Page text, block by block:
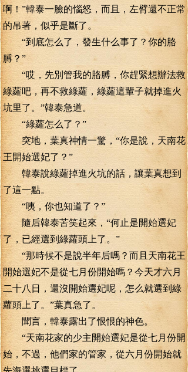
啊！”韓泰一臉的惱怒，而且，左臂還不正常
的吊著，似乎是斷了。
“到底怎么了，發生什么事了？你的胳
膊？”
“哎，先別管我的胳膊，你趕緊想辦法救
綠蘿吧，再不救綠蘿，綠蘿這輩子就掉進火
坑里了。”韓泰急道。
“綠蘿怎么了？”
突地，葉真神情一驚，“你是說，天南花
王開始選妃了？”
韓泰說綠蘿掉進火坑的話，讓葉真想到
了這一點。
“咦，你也知道了？”
隨后韓泰苦笑起來，“何止是開始選妃
了，已經選到綠蘿頭上了。”
“那時候不是說半年后嗎？而且天南花王
開始選妃不是從七月份開始嗎？今天才六月
二十八日，還沒開始選妃呢，怎么就選到綠
蘿頭上了。”葉真急了。
聞言，韓泰露出了恨恨的神色。
“天南花家的少主開始選妃是從七月份開
始，不過，他們家的管家，從六月份開始就